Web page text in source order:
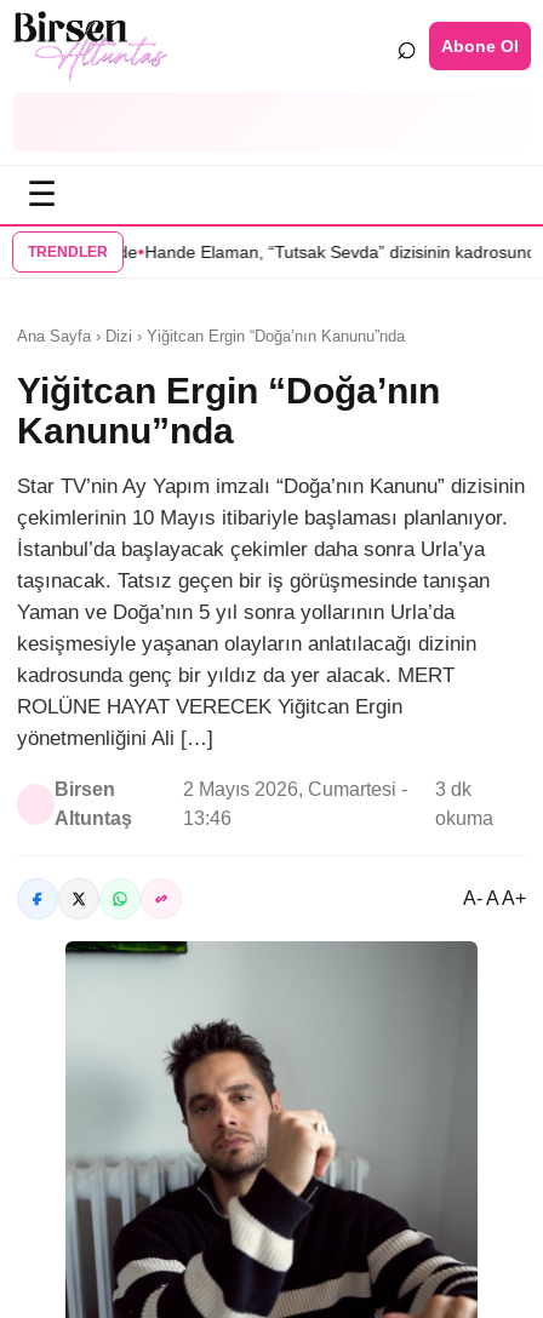
⌕ Abone Ol
☰
TRENDLER
Elaman, “Tutsak Sevda” dizisinin kadrosunda•Serenay Sarıkaya’lı
Ana Sayfa › Dizi › Yiğitcan Ergin “Doğa’nın Kanunu”nda
Yiğitcan Ergin “Doğa’nın
Kanunu”nda
Star TV’nin Ay Yapım imzalı “Doğa’nın Kanunu” dizisinin
çekimlerinin 10 Mayıs itibariyle başlaması planlanıyor.
İstanbul’da başlayacak çekimler daha sonra Urla’ya
taşınacak. Tatsız geçen bir iş görüşmesinde tanışan
Yaman ve Doğa’nın 5 yıl sonra yollarının Urla’da
kesişmesiyle yaşanan olayların anlatılacağı dizinin
kadrosunda genç bir yıldız da yer alacak. MERT
ROLÜNE HAYAT VERECEK Yiğitcan Ergin
yönetmenliğini Ali […]
Birsen
Altuntaş
2 Mayıs 2026, Cumartesi -
13:46
3 dk
okuma
A- A A+